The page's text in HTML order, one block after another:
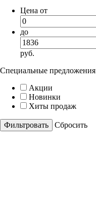
Цена от
до
руб.
Специальные предложения
Акции
Новинки
Хиты продаж
Cбросить